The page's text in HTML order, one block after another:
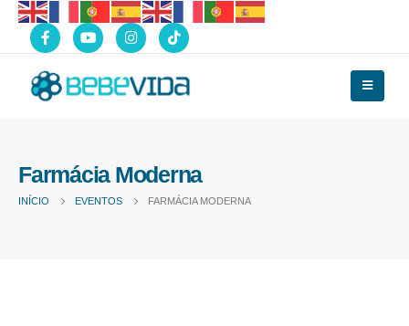
Farmácia Moderna
INÍCIO EVENTOS FARMÁCIA MODERNA